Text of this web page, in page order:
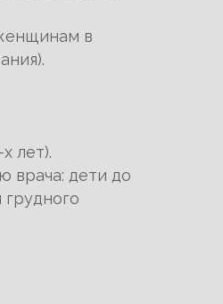
в
лет).
врача: дети до